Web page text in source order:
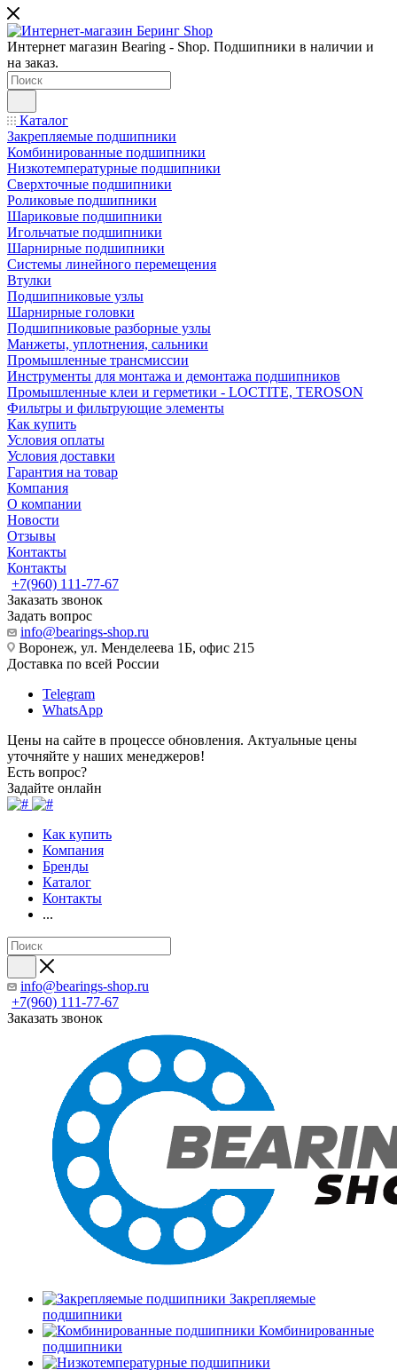
Интернет магазин Bearing - Shop. Подшипники в наличии и
на заказ.
Каталог
Закрепляемые подшипники
Комбинированные подшипники
Низкотемпературные подшипники
Сверхточные подшипники
Роликовые подшипники
Шариковые подшипники
Игольчатые подшипники
Шарнирные подшипники
Системы линейного перемещения
Втулки
Подшипниковые узлы
Шарнирные головки
Подшипниковые разборные узлы
Манжеты, уплотнения, сальники
Промышленные трансмиссии
Инструменты для монтажа и демонтажа подшипников
Промышленные клеи и герметики - LOCTITE, TEROSON
Фильтры и фильтрующие элементы
Как купить
Условия оплаты
Условия доставки
Гарантия на товар
Компания
О компании
Новости
Отзывы
Контакты
Контакты
+7(960) 111-77-67
Заказать звонок
Задать вопрос
info@bearings-shop.ru
Воронеж, ул. Менделеева 1Б, офис 215
Доставка по всей России
Telegram
WhatsApp
Цены на сайте в процессе обновления. Актуальные цены
уточняйте у наших менеджеров!
Есть вопрос?
Задайте онлайн
Как купить
Компания
Бренды
Каталог
Контакты
...
info@bearings-shop.ru
+7(960) 111-77-67
Заказать звонок
Закрепляемые
подшипники
Комбинированные
подшипники